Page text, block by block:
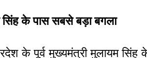
सिंह के पास सबसे बड़ा बगला
के पूर्व मुख्यमंत्री मुलायम